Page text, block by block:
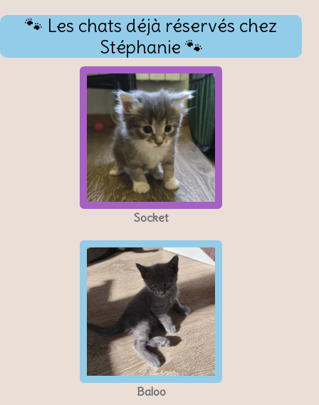
🐾 Les chats déjà réservés chez
Stéphanie 🐾
Socket
Baloo